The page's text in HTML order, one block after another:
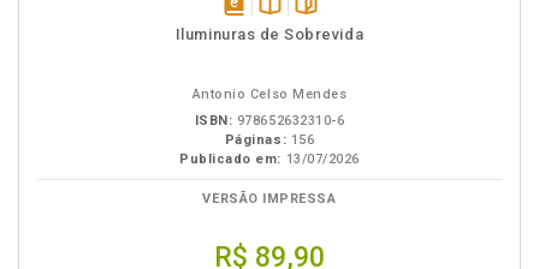
disponívelDisponível
páginas
Iluminuras de Sobrevida
Antonio Celso Mendes
ISBN: 978652632310-6
Páginas: 156
Publicado em: 13/07/2026
VERSÃO IMPRESSA
R$ 89,90